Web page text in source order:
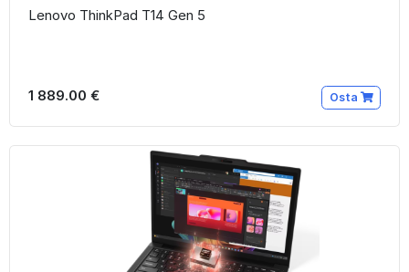
Lenovo ThinkPad T14 Gen 5
1 889.00 € Osta